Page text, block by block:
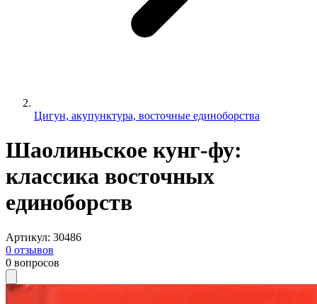
Цигун, акупунктура, восточные единоборства
Шаолиньское кунг-фу:
классика восточных
единоборств
Артикул: 30486
0 отзывов
0 вопросов